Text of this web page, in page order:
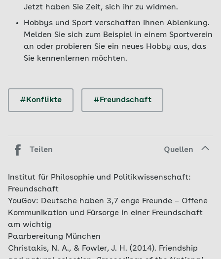
Jetzt haben Sie Zeit, sich ihr zu widmen.
Hobbys und Sport verschaffen Ihnen Ablenkung.
Melden Sie sich zum Beispiel in einem Sportverein
an oder probieren Sie ein neues Hobby aus, das
Sie kennenlernen möchten.
#Konflikte #Freundschaft
Teilen Quellen
Institut für Philosophie und Politikwissenschaft:
Freundschaft
YouGov: Deutsche haben 3,7 enge Freunde – Offene
Kommunikation und Fürsorge in einer Freundschaft
am wichtig
Paarbereitung München
Christakis, N. A., & Fowler, J. H. (2014). Friendship